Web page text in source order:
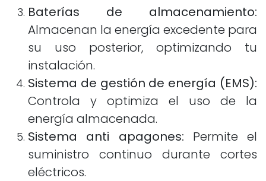
Baterías de almacenamiento:
Almacenan la energía excedente para
su uso posterior, optimizando tu
instalación.
Sistema de gestión de energía (EMS):
Controla y optimiza el uso de la
energía almacenada.
Sistema anti apagones: Permite el
suministro continuo durante cortes
eléctricos.